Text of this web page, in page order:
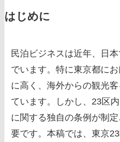
はじめに
民泊ビジネスは近年、日
でいます。特に東京都に
に高く、海外からの観光
ています。しかし、23区
に関する独自の条例が制
要です。本稿では、東京